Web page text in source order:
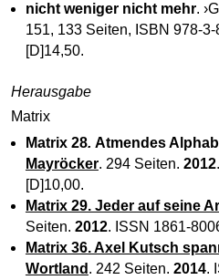
nicht weniger nicht mehr.
151, 133 Seiten, ISBN 978-
[D]14,50.
Herausgabe
Matrix
Matrix 28. Atmendes
Mayröcker. 294 Seiten. 2012
[D]10,00.
Matrix 29. Jeder auf seine
Seiten. 2012. ISSN 1861-
Matrix 36. Axel Kutsch
Wortland . 242 Seiten. 2014.